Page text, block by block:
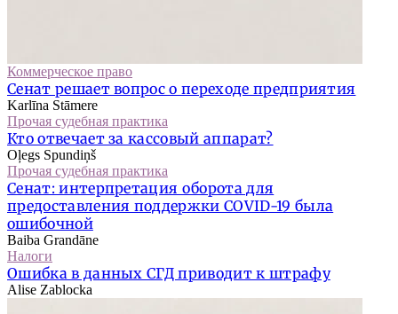
Коммерческое право
Сенат решает вопрос о переходе предприятия
Karlīna Stāmere
Прочая судебная практика
Кто отвечает за кассовый аппарат?
Oļegs Spundiņš
Прочая судебная практика
Сенат: интерпретация оборота для
предоставления поддержки COVID-19 была
ошибочной
Baiba Grandāne
Налоги
Ошибка в данных СГД приводит к штрафу
Alise Zablocka